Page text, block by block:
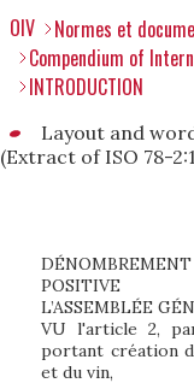
OIV
Normes et
Compendium of
INTRODUCTION
Layout and
(Extract of ISO 78-
POSITIVE
L’ASSEMBLÉE
VU l'article 2,
portant création
et du vin,